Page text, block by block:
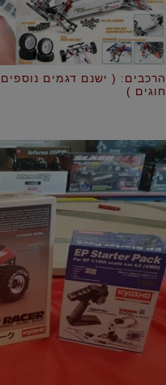
הרכבים: ( ישנם דגמים
חוגים )